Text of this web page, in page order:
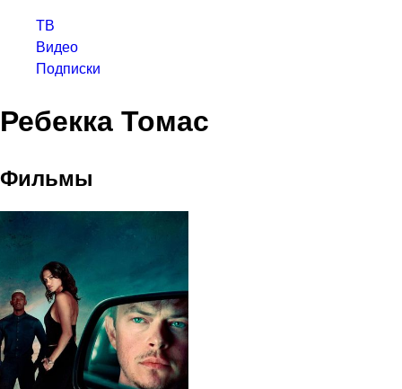
ТВ
Видео
Подписки
Ребекка Томас
Фильмы